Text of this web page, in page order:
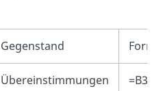
Gegenstand
Übereinstimmungen
=B3